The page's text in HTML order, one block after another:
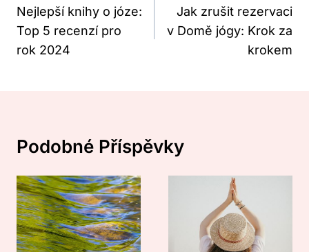
Pro
Příspěvek
Nejlepší knihy o józe:
Top 5 recenzí pro
rok 2024
Jak zrušit rezervaci
v Domě jógy: Krok za
krokem
Podobné Příspěvky